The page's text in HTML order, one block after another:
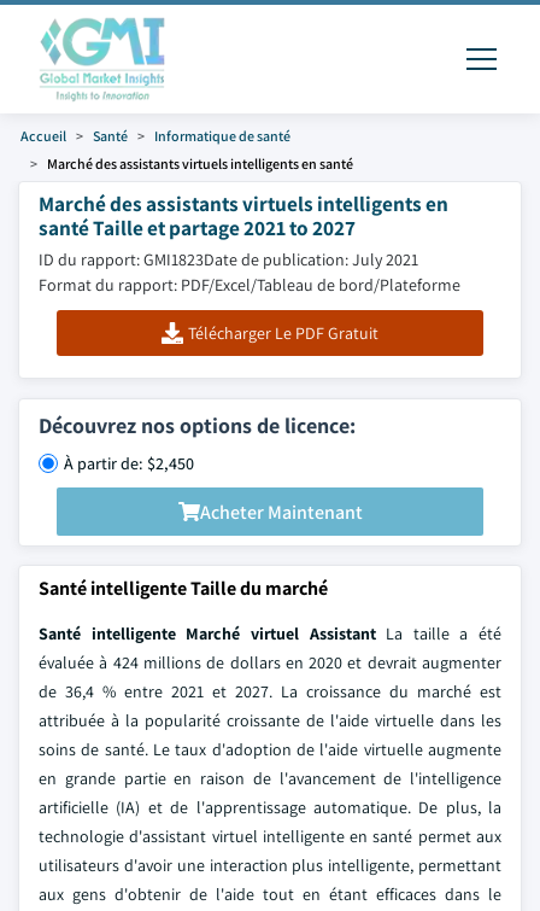
Accueil Santé
Informatique de santé
Marché des assistants virtuels intelligents en santé
Marché des assistants virtuels intelligents en
santé Taille et partage 2021 to 2027
ID du rapport: GMI1823Date de publication: July 2021
Format du rapport: PDF/Excel/Tableau de bord/Plateforme
Télécharger Le PDF Gratuit
Découvrez nos options de licence:
À partir de: $2,450
Acheter Maintenant
Santé intelligente Taille du marché
Santé intelligente Marché virtuel AssistantLa taille a été
évaluée à 424 millions de dollars en 2020 et devrait augmenter
de 36,4 % entre 2021 et 2027. La croissance du marché est
attribuée à la popularité croissante de l'aide virtuelle dans les
soins de santé. Le taux d'adoption de l'aide virtuelle augmente
en grande partie en raison de l'avancement de l'intelligence
artificielle (IA) et de l'apprentissage automatique. De plus, la
technologie d'assistant virtuel intelligente en santé permet aux
utilisateurs d'avoir une interaction plus intelligente, permettant
aux gens d'obtenir de l'aide tout en étant efficaces dans le